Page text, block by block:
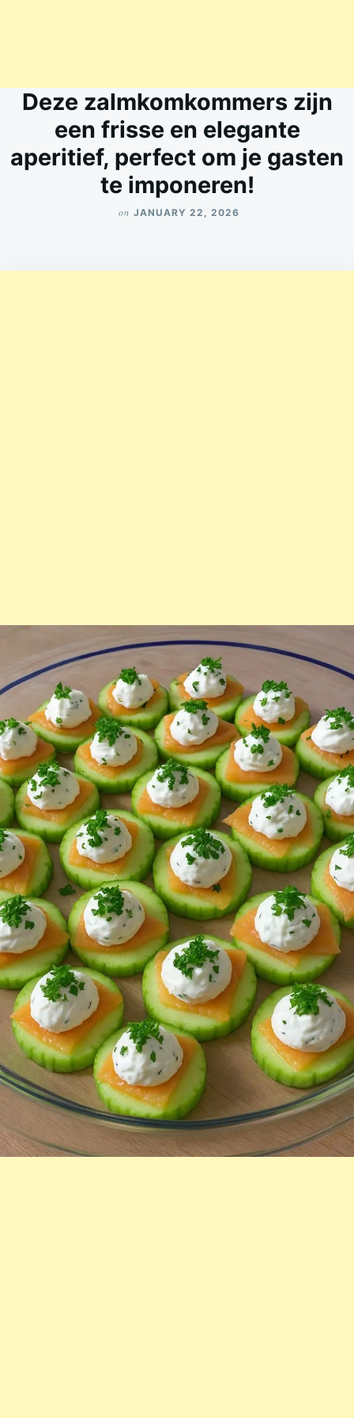
Deze zalmkomkommers zijn
een frisse en elegante
aperitief, perfect om je gasten
te imponeren!
on JANUARY 22, 2026